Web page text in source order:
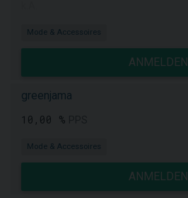
Mode & Accessoires
ANMELDEN
greenjama
10,00 %
Mode & Accessoires
ANMELDEN